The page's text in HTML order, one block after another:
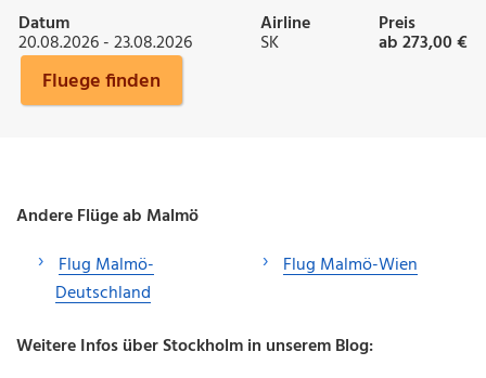
Datum
20.08.2026 - 23.08.2026
Airline
SK
Preis
ab 273,00 €
Fluege finden
Andere Flüge ab Malmö
Flug Malmö-
Deutschland
Flug Malmö-Wien
Weitere Infos über Stockholm in unserem Blog: